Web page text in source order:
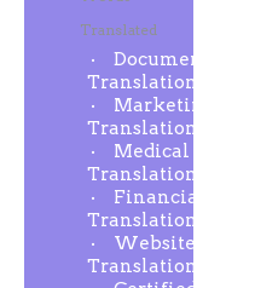
Translated
Document
Translation
Marketing
Translation
Medical
Translation
Financial
Translation
Website
Translation